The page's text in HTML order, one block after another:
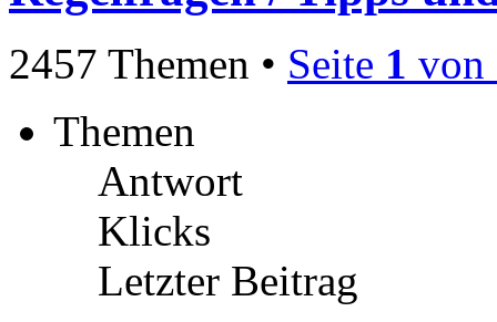
2457 Themen • Seite 1 von
Themen
Antwort
Klicks
Letzter Beitrag